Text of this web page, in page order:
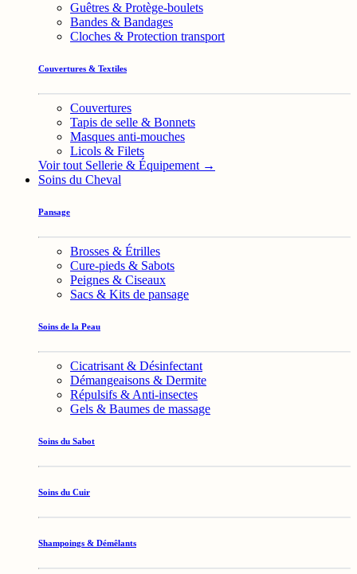
Guêtres & Protège-boulets
Bandes & Bandages
Cloches & Protection transport
Couvertures & Textiles
Couvertures
Tapis de selle & Bonnets
Masques anti-mouches
Licols & Filets
Voir tout Sellerie & Équipement →
Soins du Cheval
Pansage
Brosses & Étrilles
Cure-pieds & Sabots
Peignes & Ciseaux
Sacs & Kits de pansage
Soins de la Peau
Cicatrisant & Désinfectant
Démangeaisons & Dermite
Répulsifs & Anti-insectes
Gels & Baumes de massage
Soins du Sabot
Soins du Cuir
Shampoings & Démêlants